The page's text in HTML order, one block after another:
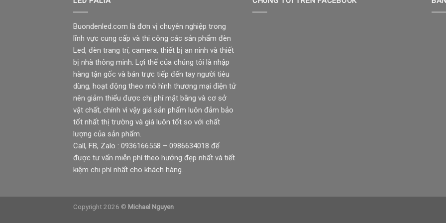
Buondenled.com là đơn vị chuyên nghiệp trong
lĩnh vực cung cấp và thi công các sản phẩm đèn
Led, đèn trang trí, camera, thiết bị an ninh và thiết
bị nhà thông minh. Lợi thế của chúng tôi là nhập
hàng tận gốc và bán trực tiếp đến tay người tiêu
dùng, hoạt động theo mô hình thương mại điện tử
nên giảm thiểu được chi phí mặt bằng và cơ sở
vật chất, chính vì vậy giá sản phẩm luôn đảm bảo
tốt nhất thị trường và giá luôn tốt so với chất
lượng của sản phẩm.
Call, FB, Zalo : 0936166558 – 0986634018 để
được tư vấn miễn phí theo hướng đẹp nhất và tiết
kiệm chi phí nhất cho khách hàng.
Copyright 2026 © Michael Nguyen